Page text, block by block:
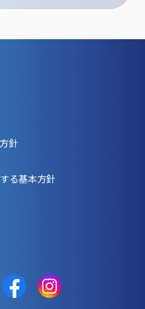
針
る基本方針